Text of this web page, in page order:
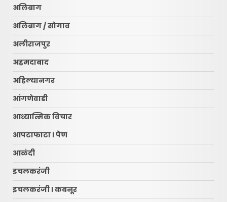
अलिबाग
अलिबाग / सोगाव
अलीराजपुर
अहमदाबाद
अहिल्यानगर
आंगणेवाडी
आध्यात्मिक विचार
आपटाफाटा l पेण
आळंदी
इचलकरंजी
इचलकरंजी l कबनूर